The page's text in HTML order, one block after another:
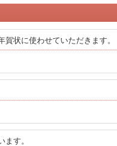
状に使わせていただきます。
す。